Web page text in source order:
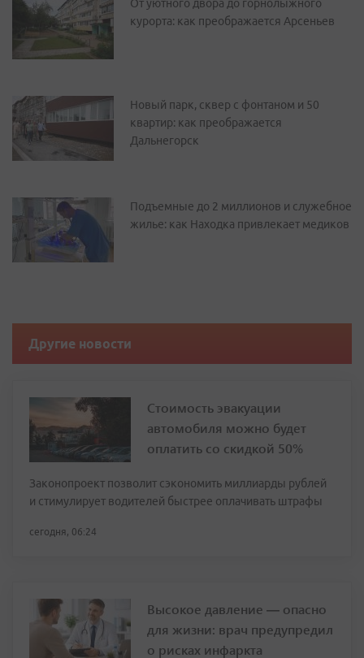
От уютного двора до горнолыжного
курорта: как преображается Арсеньев
Новый парк, сквер с фонтаном и 50
квартир: как преображается
Дальнегорск
Подъемные до 2 миллионов и служебное
жилье: как Находка привлекает медиков
Другие новости
Стоимость эвакуации
автомобиля можно будет
оплатить со скидкой 50%
Законопроект позволит сэкономить миллиарды рублей
и стимулирует водителей быстрее оплачивать штрафы
сегодня, 06:24
Высокое давление — опасно
для жизни: врач предупредил
о рисках инфаркта